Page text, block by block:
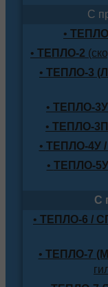
С
•
• ТЕПЛО-2
• ТЕПЛО-3
• ТЕПЛО-
• ТЕПЛО-
• ТЕПЛО-4У
• ТЕПЛО-
С
• ТЕПЛО-6 /
• ТЕПЛО-7